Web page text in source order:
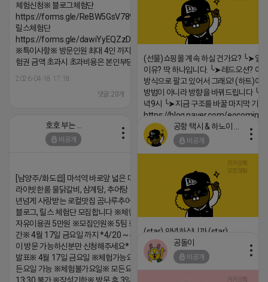
체험신청※ 블로그체험단
https://forms.gle/ReBW5GsV789ur2Pz6
릴스체험단
https://forms.gle/dawiYyEQZzDdqf8W8
※특이사항※ 방문인원 최대 4인 까지 가능 체
험권 금액 초과시 초과비용은 본인부담입니다.
2026-04-18 17:18
댓글:20개
(선물)쇼핑몰 계속 하실 건가요? ╰➤열
이유? 딱 하나입니다. ╰➤레드오션? 아
방식으로 팔고 있어서 그래요! (하트)이
방법이 아니라 방향을 바꿔드립니다
녁9시 ╰➤지금 구조를 바꿀 마지막 기회
https://blog.naver.com/eocomim/
2026-04-18 17:15
비공개
[남양주/화도읍] 마석역 바로앞 넓은 매장과, 프
라이빗한룸 물닭갈비, 삼계탕, 추어탕 맛집 10
년넘게 사랑받는 로컬맛집 곰나루추어탕에서
블로그, 릴스 체험단 모집합니다 ※체험메뉴※
자유이용권 5만원 ※모집인원※ 5팀 ※모집기
간※ 4월 17일 금요일 까지 *4/20 ~ 4/26 사
이 방문 가능하신분만 신청해주세요* ※체험단
발표※ 4월 17일 금요일 ※체험가능요일※ 모
든요일 가능 ※체험불가요일※ 모든요일 12 ~
비공개
(star) 안녕하십니까 (star)
2026-04-18 17:12
공돌이
비공개